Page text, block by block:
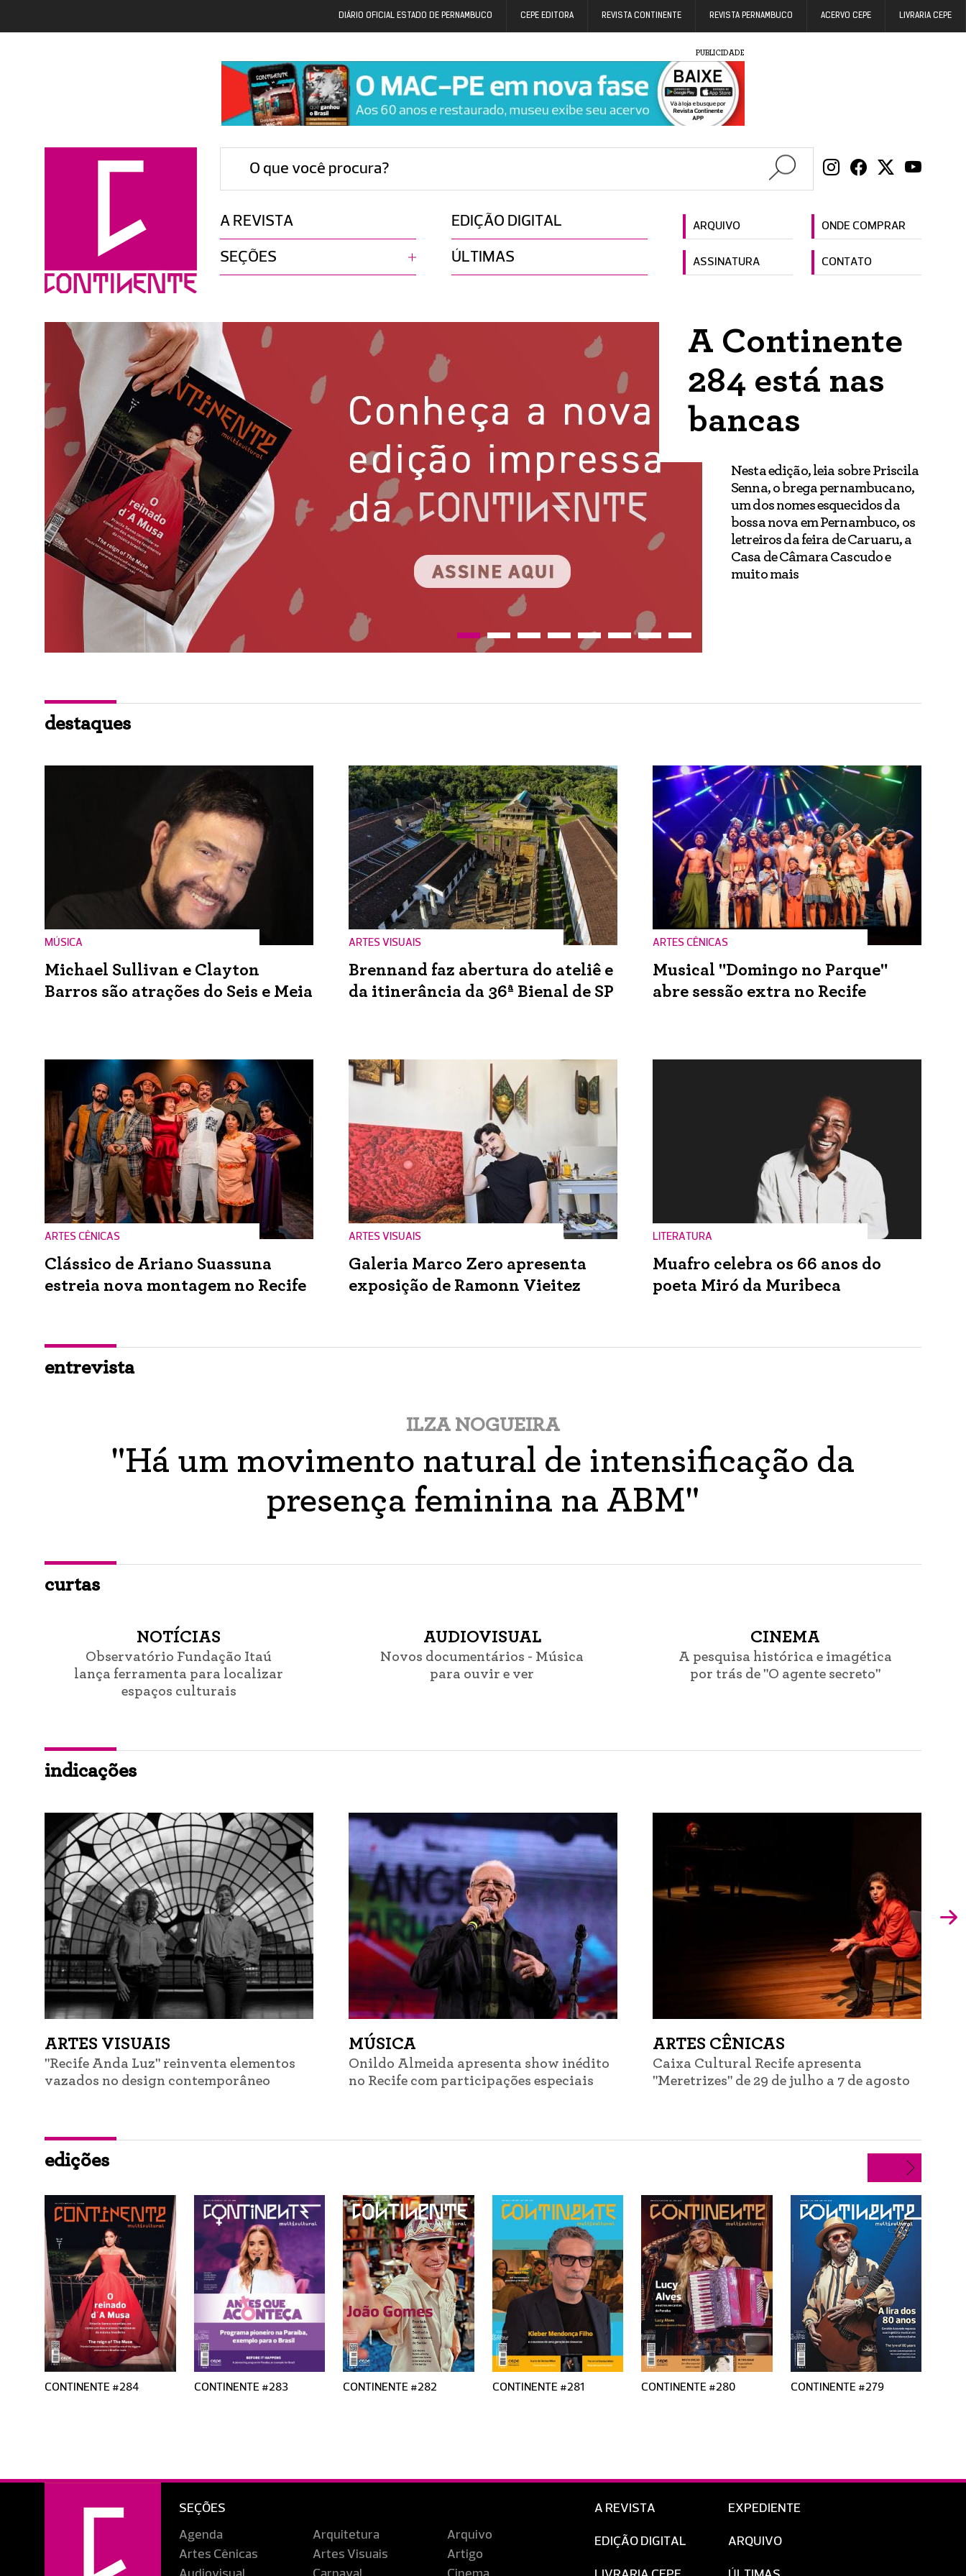
DIÁRIO OFICIAL ESTADO DE PERNAMBUCO CEPE EDITORA REVISTA CONTINENTE REVISTA PERNAMBUCO ACERVO CEPE LIVRARIA CEPE
PUBLICIDADE
O que você procura?
A REVISTA EDIÇÃO DIGITAL ARQUIVO ONDE COMPRAR
SEÇÕES ÚLTIMAS ASSINATURA CONTATO
A Continente
284 está nas
bancas
Nesta edição, leia sobre Priscila
Senna, o brega pernambucano,
um dos nomes esquecidos da
bossa nova em Pernambuco, os
letreiros da feira de Caruaru, a
Casa de Câmara Cascudo e
muito mais
destaques
MÚSICA
Michael Sullivan e Clayton
Barros são atrações do Seis e Meia
ARTES VISUAIS
Brennand faz abertura do ateliê e
da itinerância da 36ª Bienal de SP
ARTES CÊNICAS
Musical "Domingo no Parque"
abre sessão extra no Recife
ARTES CÊNICAS
Clássico de Ariano Suassuna
estreia nova montagem no Recife
ARTES VISUAIS
Galeria Marco Zero apresenta
exposição de Ramonn Vieitez
LITERATURA
Muafro celebra os 66 anos do
poeta Miró da Muribeca
entrevista
ILZA NOGUEIRA
"Há um movimento natural de intensificação da
presença feminina na ABM"
curtas
NOTÍCIAS
Observatório Fundação Itaú
lança ferramenta para localizar
espaços culturais
AUDIOVISUAL
Novos documentários - Música
para ouvir e ver
CINEMA
A pesquisa histórica e imagética
por trás de "O agente secreto"
indicações
ARTES VISUAIS
"Recife Anda Luz" reinventa elementos
vazados no design contemporâneo
MÚSICA
Onildo Almeida apresenta show inédito
no Recife com participações especiais
ARTES CÊNICAS
Caixa Cultural Recife apresenta
"Meretrizes" de 29 de julho a 7 de agosto
edições
CONTINENTE #284 CONTINENTE #283 CONTINENTE #282 CONTINENTE #281 CONTINENTE #280 CONTINENTE #279
SEÇÕES
Agenda Arquitetura
Arquivo
Artes Cênicas
Artes Visuais
Artigo
A REVISTA
EDIÇÃO DIGITAL
EXPEDIENTE
ARQUIVO